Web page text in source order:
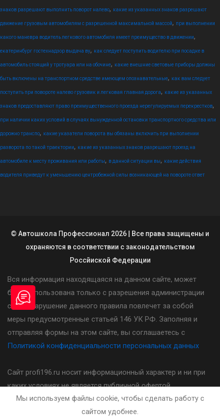
знаков разрешают выполнить поворот налево, какие из указанных знаков разрешают
движение грузовым автомобилям с разрешенной максимальной массой, при выполнении
какого маневра водитель легкового автомобиля имеет преимущество в движении,
екатеринбург гостехнадзор выдача ву, как следует поступить водителю при посадке в
автомобиль стоящий у тротуара или на обочине, какие внешние световые приборы должны
быть включены на транспортном средстве имеющем опознавательные, как вам следует
поступить при повороте налево грузовик и легковая главная дорога, какие из указанных
знаков предоставляют право преимущественного проезда нерегулируемых перекрестков,
при наличии каких условий в случаях вынужденной остановки транспортного средства или
дорожно транспо, какие указатели поворота вы обязаны включить при выполнении
разворота по такой траектории, какие из указанных знаков разрешают проезд на
автомобиле к месту проживания или работы, в данной ситуации вы, какие действия
водителя приведут к уменьшению центробежной силы возникающей на повороте ответ
© Автошкола Профессионал 2026 | Все права защищены и
охраняются в соответствии с законодательством
Россйиской Федерации
Вся информация находящаяся на данном сайте, может
быть использована только с разрешения администрации
сайта. Нарушение данного правила повлечет за собой
меры предусмотренные статьей 146 УК РФ. Заполняя и
отправляя формы на этом сайте, вы соглашаетесь с
Политикой конфиденциальности персональных данных
Сайт profi196.ru носит информационный характер и ни при
каких условиях не является публичной офертой,
определяемой положениями статьи 437(2) Гражданского
кодекса Российской Федерации. Стоимость, порядок и
Мы используем файлы cookie, чтобы сделать работу с
сайтом удобнее.